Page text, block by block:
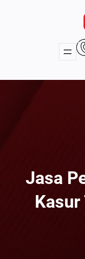
Jasa